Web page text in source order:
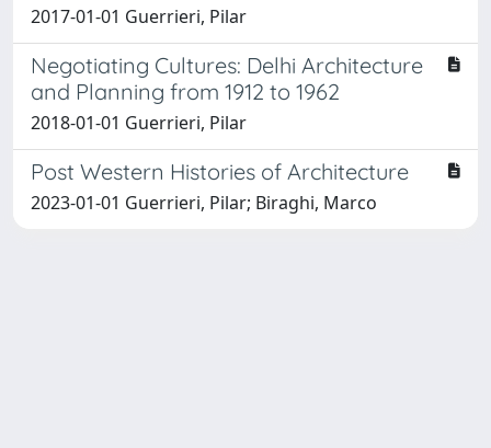
2017-01-01 Guerrieri, Pilar
Negotiating Cultures: Delhi Architecture
and Planning from 1912 to 1962
2018-01-01 Guerrieri, Pilar
Post Western Histories of Architecture
2023-01-01 Guerrieri, Pilar; Biraghi, Marco